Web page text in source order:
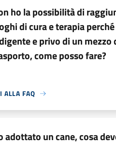
ho la possibilità di
di cura e terapia perché
e privo di un mezzo
come posso fare?
ALLA FAQ
adottato un cane, cosa